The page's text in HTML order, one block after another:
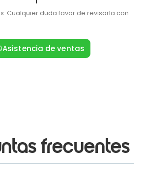
Cualquier duda favor de revisarla con
Asistencia de ventas
frecuentes